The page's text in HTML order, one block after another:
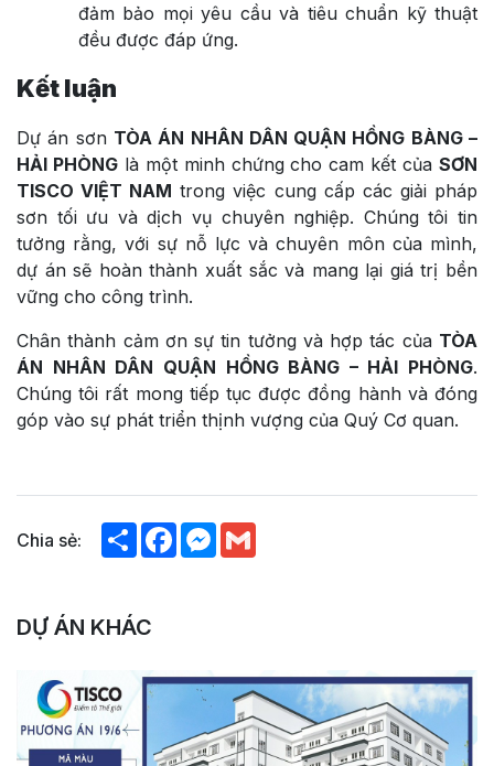
đảm bảo mọi yêu cầu và tiêu chuẩn kỹ thuật
đều được đáp ứng.
Kết luận
Dự án sơn TÒA ÁN NHÂN DÂN QUẬN HỒNG BÀNG –
HẢI PHÒNGlà một minh chứng cho cam kết củaSƠN
TISCO VIỆT NAM trong việc cung cấp các giải pháp
sơn tối ưu và dịch vụ chuyên nghiệp. Chúng tôi tin
tưởng rằng, với sự nỗ lực và chuyên môn của mình,
dự án sẽ hoàn thành xuất sắc và mang lại giá trị bền
vững cho công trình.
Chân thành cảm ơn sự tin tưởng và hợp tác của TÒA
ÁN NHÂN DÂN QUẬN HỒNG BÀNG – HẢI PHÒNG.
Chúng tôi rất mong tiếp tục được đồng hành và đóng
góp vào sự phát triển thịnh vượng của Quý Cơ quan.
Chia sẻ:
Chia
sẻ
FacebookMessenger
DỰ ÁN KHÁC